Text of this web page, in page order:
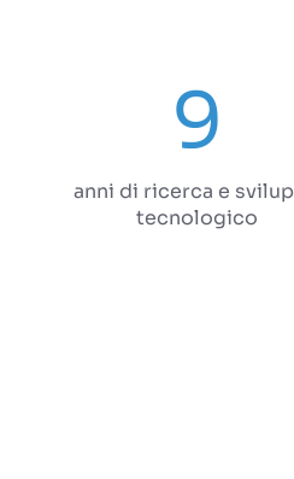
9
anni di ricerca e
tecnologico